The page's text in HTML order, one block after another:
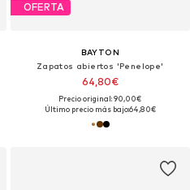
OFERTA
BAYTON
Zapatos abiertos 'Penelope'
64,80€
Precio original: 90,00€
Último precio más bajo:64,80€